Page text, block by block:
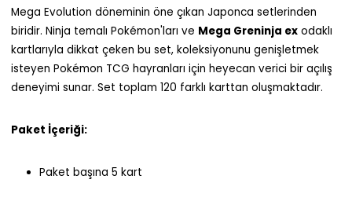
Mega Evolution döneminin öne çıkan Japonca setlerinden
biridir. Ninja temalı Pokémon'ları ve Mega Greninja exodaklı
kartlarıyla dikkat çeken bu set, koleksiyonunu genişletmek
isteyen Pokémon TCG hayranları için heyecan verici bir açılış
deneyimi sunar. Set toplam 120 farklı karttan oluşmaktadır.
Paket İçeriği:
Paket başına 5 kart